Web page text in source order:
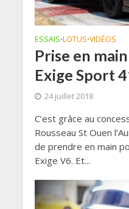
ESSAIS•LOTUS•VIDÉOS
Prise en
Exige Sport
24 juillet 2018
C’est grâce au
Rousseau St Ouen
de prendre en main
Exige V6. Et...